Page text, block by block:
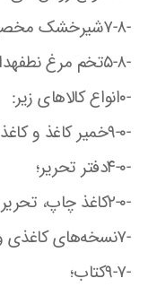
-۷-۸شیرخشک مخصوص تغذیه کودکان؛
-۵-۸تخم مرغ نطفهدار و تبدیل آن به جوجه یکروزه؛
-۰انواع کالا‌های زیر‌:
-۹-۰خمیر کاغذ و کاغذ باطله؛
-۴-۰دفتر تحریر؛
-۲-۰کاغذ چاپ، تحریر و روزنامه؛
-۷نسخه‌های کاغذی و الکترونیکی محصولات زیر‌:
-۹-۷کتاب؛